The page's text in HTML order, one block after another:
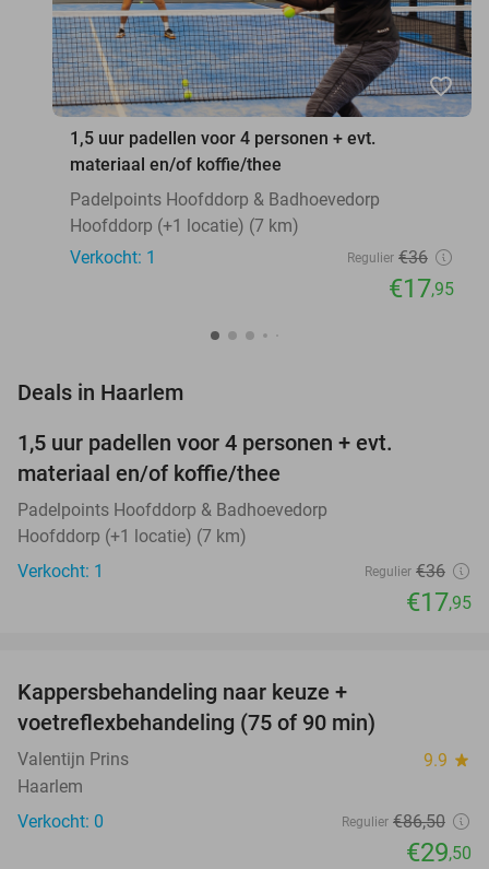
favorite_border
1,5 uur padellen voor 4 personen + evt.
materiaal en/of koffie/thee
Padelpoints Hoofddorp & Badhoevedorp
Hoofddorp (+1 locatie) (7 km)
Verkocht: 1
Regulier €36
€17,95
Deals in Haarlem
TODAY
1,5 uur padellen voor 4 personen + evt.
materiaal en/of koffie/thee
Padelpoints Hoofddorp & Badhoevedorp
Hoofddorp (+1 locatie) (7 km)
Verkocht: 1
Regulier €36
€17,95
NEW
TODAY
Kappersbehandeling naar keuze +
voetreflexbehandeling (75 of 90 min)
Valentijn Prins 9.9 star
Haarlem
Verkocht: 0
Regulier €86,50
€29,50